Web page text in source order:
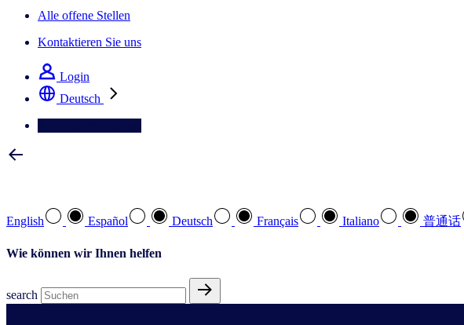
Alle offene Stellen
Kontaktieren Sie uns
Login
Deutsch
English Español Deutsch Français Italiano 普通话
Wie können wir Ihnen helfen
search